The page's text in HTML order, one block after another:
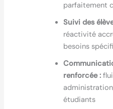
parfaitement
Suivi des
réactivité
besoins
renforcée :
étudiants